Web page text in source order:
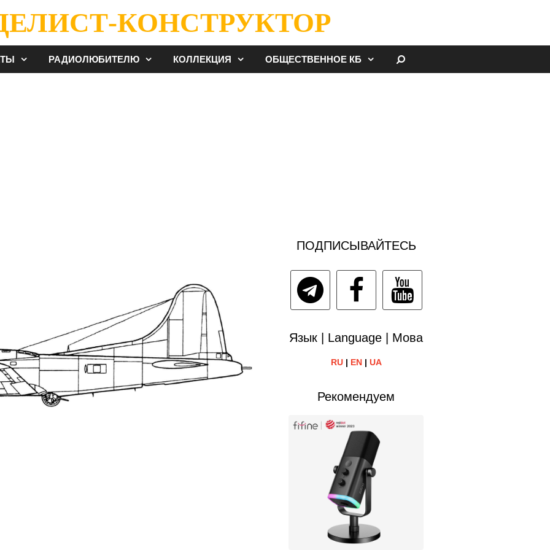
КОНСТРУКТОР
РАДИОЛЮБИТЕЛЮ КОЛЛЕКЦИЯ ОБЩЕСТВЕННОЕ КБ
ПОДПИСЫВАЙТЕСЬ
Язык | Language | Мова
RU| EN| UA
Рекомендуем